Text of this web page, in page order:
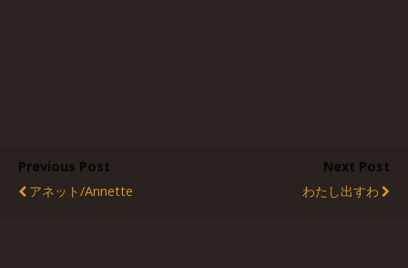
Previous Post
アネット/Annette
Next Post
わたし出すわ